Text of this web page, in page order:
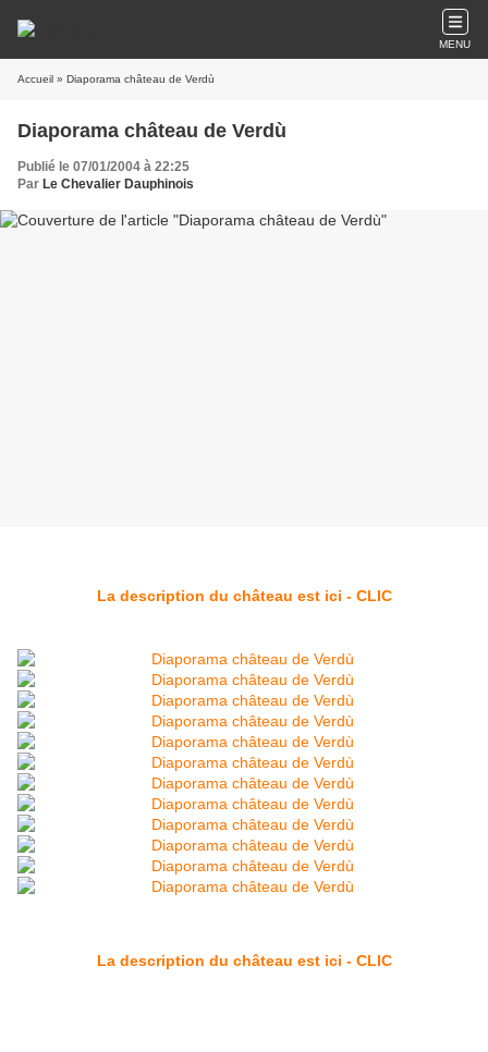
MENU
Accueil » Diaporama château de Verdù
Diaporama château de Verdù
Publié le 07/01/2004 à 22:25
Par Le Chevalier Dauphinois
La description du château est ici - CLIC
La description du château est ici - CLIC